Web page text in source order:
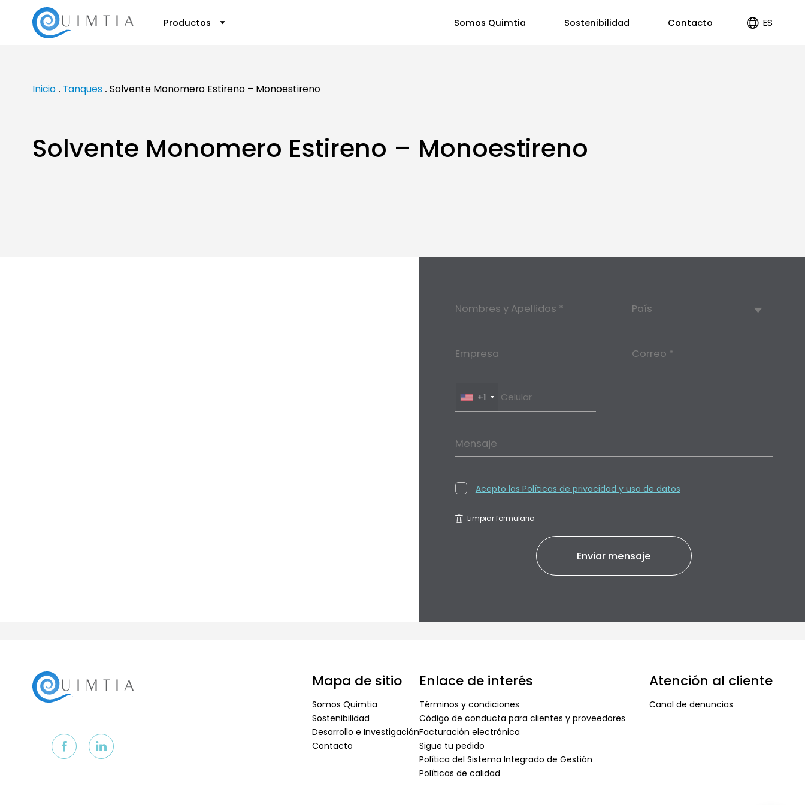
Productos Somos Quimtia Sostenibilidad Contacto ES
Inicio
Tanques Solvente Monomero Estireno – Monoestireno
Solvente Monomero Estireno – Monoestireno
Nombres y Apellidos * País
Empresa Correo *
+1
Mensaje
Acepto las Políticas de privacidad y uso de datos
Limpiar formulario
Mapa de sitio
Somos Quimtia
Sostenibilidad
Desarrollo e Investigación
Contacto
Enlace de interés
Términos y condiciones
Código de conducta para clientes y proveedores
Facturación electrónica
Sigue tu pedido
Política del Sistema Integrado de Gestión
Políticas de calidad
Atención al cliente
Canal de denuncias